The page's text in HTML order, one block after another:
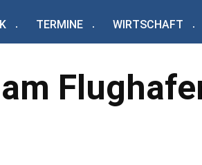
TERMINE WIRTSCHAFT